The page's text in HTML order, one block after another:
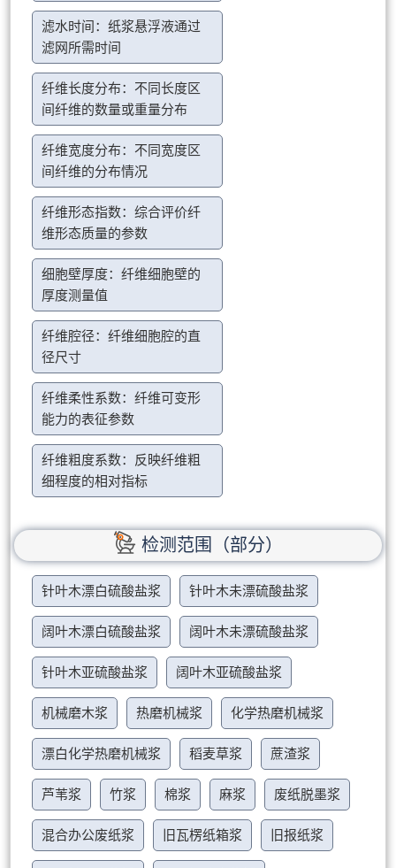
滤水时间：纸浆悬浮液通过
滤网所需时间
纤维长度分布：不同长度区
间纤维的数量或重量分布
纤维宽度分布：不同宽度区
间纤维的分布情况
纤维形态指数：综合评价纤
维形态质量的参数
细胞壁厚度：纤维细胞壁的
厚度测量值
纤维腔径：纤维细胞腔的直
径尺寸
纤维柔性系数：纤维可变形
能力的表征参数
纤维粗度系数：反映纤维粗
细程度的相对指标
检测范围（部分）
针叶木漂白硫酸盐浆 针叶木未漂硫酸盐浆
阔叶木漂白硫酸盐浆 阔叶木未漂硫酸盐浆
针叶木亚硫酸盐浆 阔叶木亚硫酸盐浆
机械磨木浆 热磨机械浆 化学热磨机械浆
漂白化学热磨机械浆 稻麦草浆 蔗渣浆
芦苇浆 竹浆 棉浆 麻浆 废纸脱墨浆
混合办公废纸浆 旧瓦楞纸箱浆 旧报纸浆